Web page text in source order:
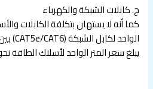
ج‌. كابلات الشبكة والكهرباء
كما أنه لا يستهان بتكلفة الكابلات
يبلغ سعر المتر الواحد لأسلاك الطاقة نحو 0.1